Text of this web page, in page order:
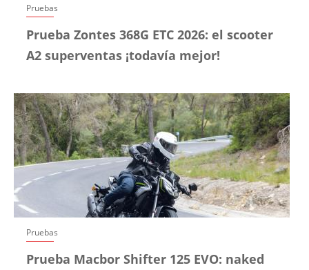
Pruebas
Prueba Zontes 368G ETC 2026: el scooter
A2 superventas ¡todavía mejor!
Pruebas
Prueba Macbor Shifter 125 EVO: naked